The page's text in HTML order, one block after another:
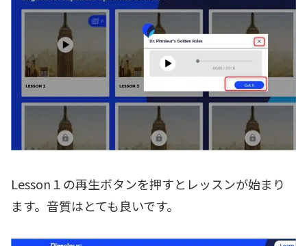
Lesson１の再生ボタンを押すとレッスンが始まり
ます。音質はとても良いです。